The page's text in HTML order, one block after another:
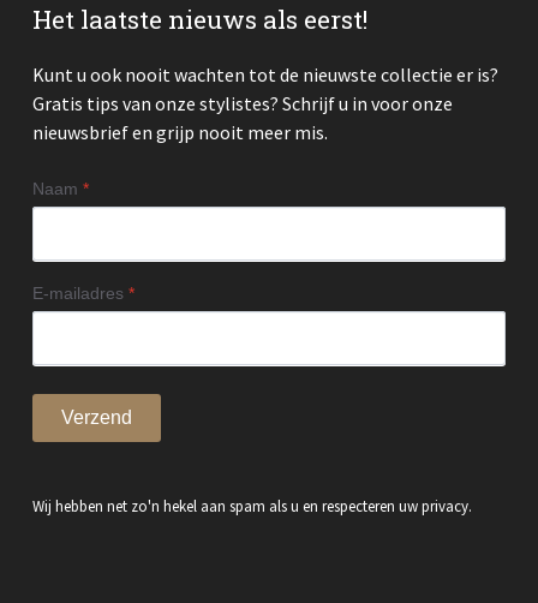
Het laatste nieuws als eerst!
Kunt u ook nooit wachten tot de nieuwste collectie er is?
Gratis tips van onze stylistes? Schrijf u in voor onze
nieuwsbrief en grijp nooit meer mis.
Naam*
E-mailadres*
Verzend
Wij hebben net zo'n hekel aan spam als u en respecteren uw privacy.